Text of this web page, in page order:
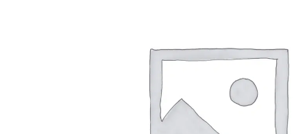
Arbres fruitiers
Plantes méditerranéennes et exotiques
Plantes
Plantes
Plantes